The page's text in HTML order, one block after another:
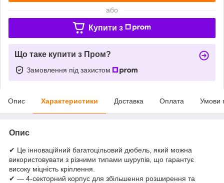
або
Купити з
Що таке купити з Пром?
Замовлення під захистом
Опис Характеристики Доставка Оплата Умови
Опис
✔ Це інноваційний багатоцільовий дюбель, який можна
використовувати з різними типами шурупів, що гарантує
високу міцність кріплення.
✔ — 4-секторний корпус для збільшення розширення та